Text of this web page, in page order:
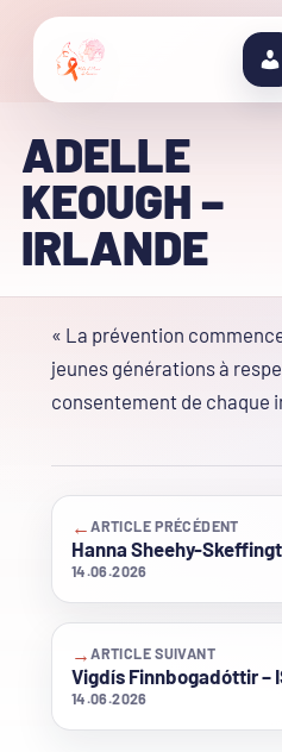
ADELLE
KEOUGH –
IRLANDE
« La prévention
jeunes générations à
consentement de chaque
←ARTICLE PRÉCÉDENT
Hanna Sheehy-
14.06.2026
→ARTICLE SUIVANT
Vigdís Finnbogadóttir –
14.06.2026